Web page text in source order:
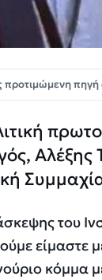
πηγή
Αλέξης
του
είμαστε
κόμμα